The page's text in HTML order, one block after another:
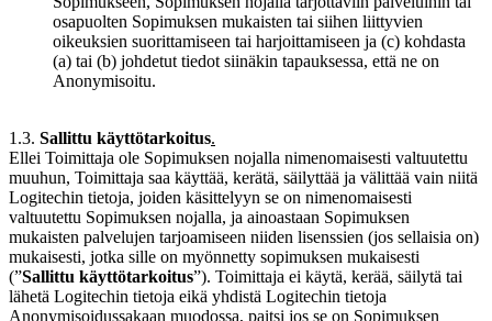
osapuolten Sopimuksen mukaisten tai siihen liittyvien
oikeuksien suorittamiseen tai harjoittamiseen ja (c) kohdasta
(a) tai (b) johdetut tiedot siinäkin tapauksessa, että ne on
Anonymisoitu.
1.3. Sallittu käyttötarkoitus.
Ellei Toimittaja ole Sopimuksen nojalla nimenomaisesti valtuutettu
muuhun, Toimittaja saa käyttää, kerätä, säilyttää ja välittää vain niitä
Logitechin tietoja, joiden käsittelyyn se on nimenomaisesti
valtuutettu Sopimuksen nojalla, ja ainoastaan Sopimuksen
mukaisten palvelujen tarjoamiseen niiden lisenssien (jos sellaisia on)
mukaisesti, jotka sille on myönnetty sopimuksen mukaisesti
(”Sallittu käyttötarkoitus”). Toimittaja ei käytä, kerää, säilytä tai
lähetä Logitechin tietoja eikä yhdistä Logitechin tietoja
Anonymisoidussakaan muodossa, paitsi jos se on Sopimuksen